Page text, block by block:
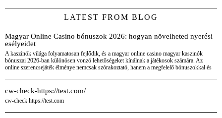
LATEST FROM BLOG
Magyar Online Casino bónuszok 2026: hogyan növelheted nyerési
esélyeidet
A kaszinók világa folyamatosan fejlődik, és a magyar online casino magyar kaszinók
bónuszai 2026-ban különösen vonzó lehetőségeket kínálnak a játékosok számára. Az
online szerencsejáték élménye nemcsak szórakoztató, hanem a megfelelő bónuszokkal és
cw-check-https://test.com/
cw-check https://test.com